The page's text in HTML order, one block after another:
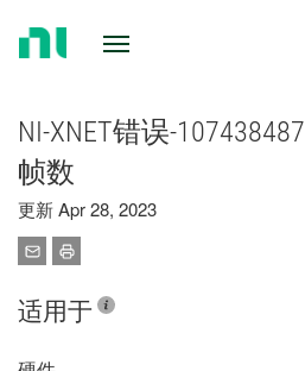
NI-XNET错误-
帧数
更新 Apr 28, 2023
适用于